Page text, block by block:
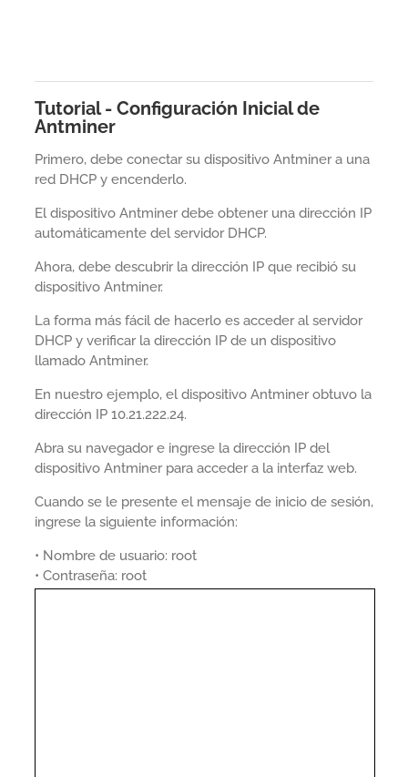
Tutorial - Configuración Inicial de
Antminer
Primero, debe conectar su dispositivo Antminer a una
red DHCP y encenderlo.
El dispositivo Antminer debe obtener una dirección IP
automáticamente del servidor DHCP.
Ahora, debe descubrir la dirección IP que recibió su
dispositivo Antminer.
La forma más fácil de hacerlo es acceder al servidor
DHCP y verificar la dirección IP de un dispositivo
llamado Antminer.
En nuestro ejemplo, el dispositivo Antminer obtuvo la
dirección IP 10.21.222.24.
Abra su navegador e ingrese la dirección IP del
dispositivo Antminer para acceder a la interfaz web.
Cuando se le presente el mensaje de inicio de sesión,
ingrese la siguiente información:
• Nombre de usuario: root
• Contraseña: root